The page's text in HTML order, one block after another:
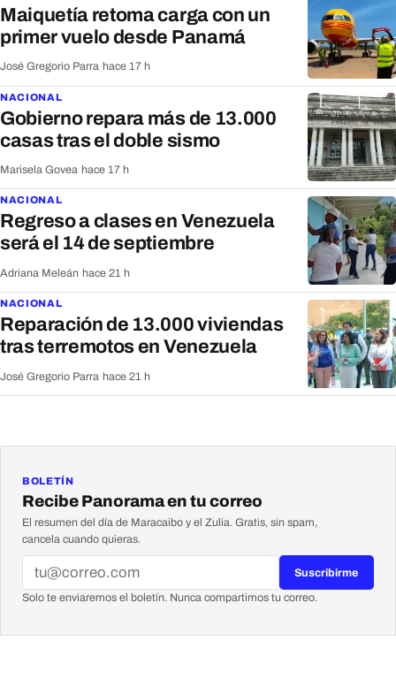
Maiquetía retoma carga con un
primer vuelo desde Panamá
José Gregorio Parra hace 17 h
NACIONAL
Gobierno repara más de 13.000
casas tras el doble sismo
Marisela Govea hace 17 h
NACIONAL
Regreso a clases en Venezuela
será el 14 de septiembre
Adriana Meleán hace 21 h
NACIONAL
Reparación de 13.000 viviendas
tras terremotos en Venezuela
José Gregorio Parra hace 21 h
BOLETÍN
Recibe Panorama en tu correo
El resumen del día de Maracaibo y el Zulia. Gratis, sin spam,
cancela cuando quieras.
Suscribirme
Solo te enviaremos el boletín. Nunca compartimos tu correo.